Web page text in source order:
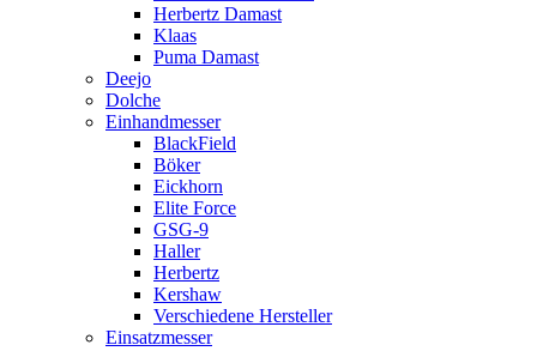
Herbertz Damast
Klaas
Puma Damast
Deejo
Dolche
Einhandmesser
BlackField
Böker
Eickhorn
Elite Force
GSG-9
Haller
Herbertz
Kershaw
Verschiedene Hersteller
Einsatzmesser